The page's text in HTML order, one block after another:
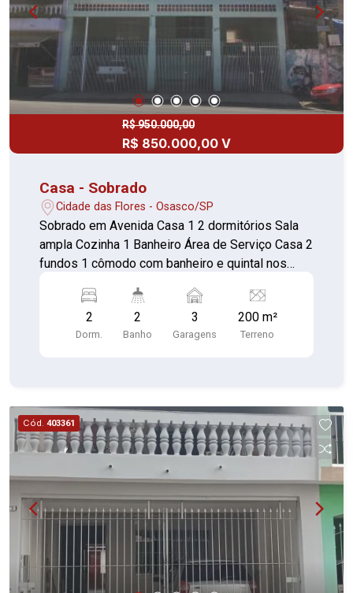
R$ 950.000,00
R$ 850.000,00 V
Casa - Sobrado
Cidade das Flores - Osasco/SP
Sobrado em Avenida Casa 1 2 dormitórios Sala
ampla Cozinha 1 Banheiro Área de Serviço Casa 2
fundos 1 cômodo com banheiro e quintal nos
2
Dorm.
2
Banho
3
Garagens
200 m²
Terreno
Cód. 403361